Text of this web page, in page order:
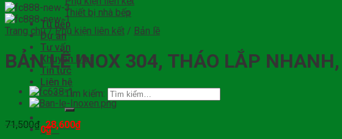
Thiết bị nhà bếp
Tủ bếp
Dự án
Tư vấn
Khuyến Mại
Tin tức
Liên hệ
Tìm kiếm:
0₫ 0
Trang chủ / Phụ kiện liên kết / Bản lề
BẢN LỀ INOX 304, THÁO LẮP
71,500₫ 28,600₫